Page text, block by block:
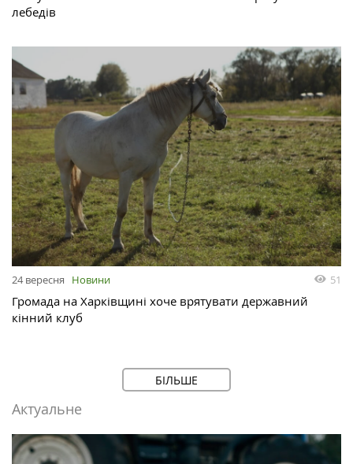
лебедів
24 вересня Новини 51
Громада на Харківщині хоче врятувати державний
кінний клуб
БІЛЬШЕ
Актуальне